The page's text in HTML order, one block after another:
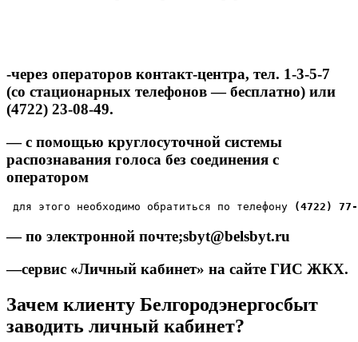
-через операторов контакт-центра, тел. 1-3-5-7
(со стационарных телефонов — бесплатно) или
(4722) 23-08-49.
— с помощью круглосуточной системы
распознавания голоса без соединения с
оператором
для этого необходимо обратиться по телефону (4722)
— по электронной почте;sbyt@belsbyt.ru
—сервис «Личный кабинет» на сайте ГИС ЖКХ.
Зачем клиенту Белгородэнергосбыт
заводить личный кабинет?